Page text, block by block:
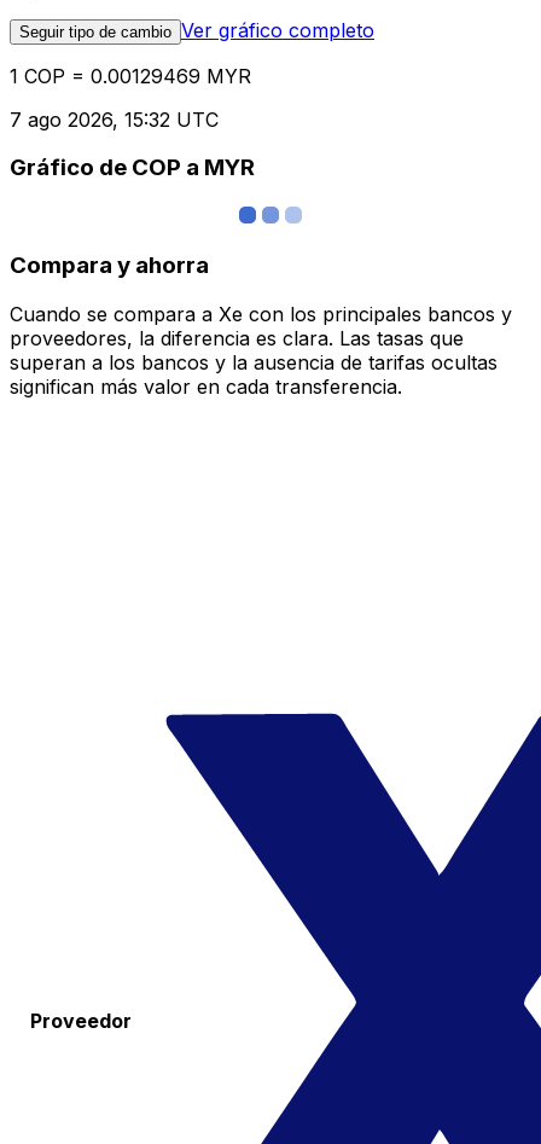
Seguir tipo de cambio Ver gráfico completo
1 COP = 0.00129469 MYR
7 ago 2026, 15:32 UTC
Gráfico de COP a MYR
Compara y ahorra
Cuando se compara a Xe con los principales bancos y
proveedores, la diferencia es clara. Las tasas que
superan a los bancos y la ausencia de tarifas ocultas
significan más valor en cada transferencia.
Proveedor